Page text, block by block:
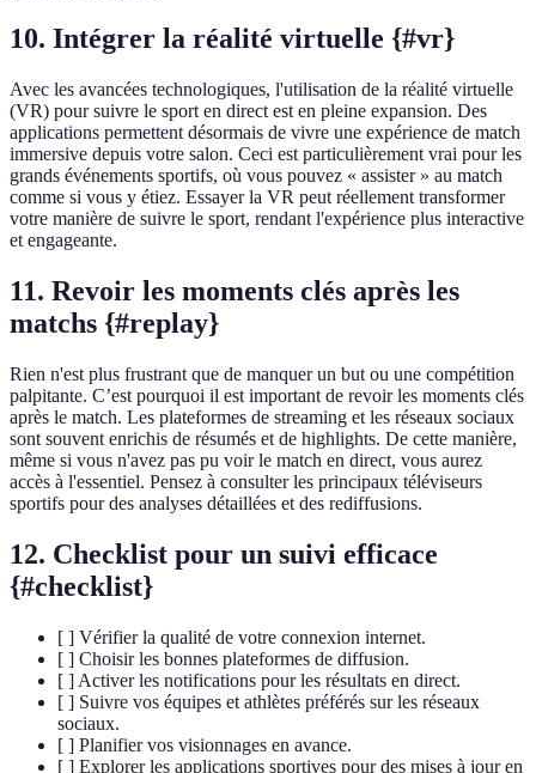
10. Intégrer la réalité virtuelle {#vr}
Avec les avancées technologiques, l'utilisation de la réalité virtuelle
(VR) pour suivre le sport en direct est en pleine expansion. Des
applications permettent désormais de vivre une expérience de match
immersive depuis votre salon. Ceci est particulièrement vrai pour les
grands événements sportifs, où vous pouvez « assister » au match
comme si vous y étiez. Essayer la VR peut réellement transformer
votre manière de suivre le sport, rendant l'expérience plus interactive
et engageante.
11. Revoir les moments clés après les
matchs {#replay}
Rien n'est plus frustrant que de manquer un but ou une compétition
palpitante. C’est pourquoi il est important de revoir les moments clés
après le match. Les plateformes de streaming et les réseaux sociaux
sont souvent enrichis de résumés et de highlights. De cette manière,
même si vous n'avez pas pu voir le match en direct, vous aurez
accès à l'essentiel. Pensez à consulter les principaux téléviseurs
sportifs pour des analyses détaillées et des rediffusions.
12. Checklist pour un suivi efficace
{#checklist}
[ ] Vérifier la qualité de votre connexion internet.
[ ] Choisir les bonnes plateformes de diffusion.
[ ] Activer les notifications pour les résultats en direct.
[ ] Suivre vos équipes et athlètes préférés sur les réseaux
sociaux.
[ ] Planifier vos visionnages en avance.
[ ] Explorer les applications sportives pour des mises à jour en